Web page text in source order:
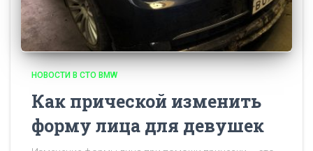
НОВОСТИ В СТО BMW
Как прической изменить
форму лица для девушек